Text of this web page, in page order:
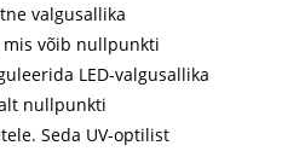
valgusallika
võib nullpunkti
LED-valgusallika
nullpunkti
Seda UV-optilist